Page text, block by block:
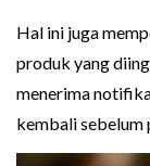
Hal ini juga
produk yang
menerima
kembali sebelum